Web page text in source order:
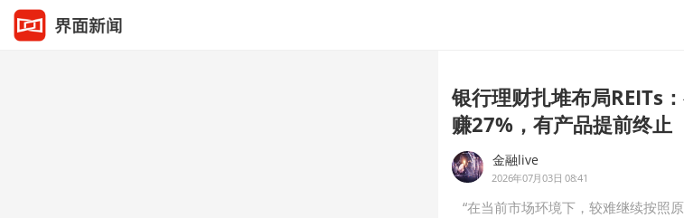
银行理财扎堆布局REITs
赚27%，有产品提前终止
金融live
2026年07月03日 08:41
“在当前市场环境下，较难继续按照